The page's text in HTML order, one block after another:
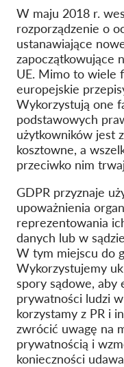
W maju 2018 r.
rozporządzenie o
ustanawiające
zapoczątkowujące
UE. Mimo to wiele
europejskie
Wykorzystują one
podstawowych
użytkowników jest
kosztowne, a
przeciwko nim
GDPR przyznaje
upoważnienia
reprezentowania
danych lub w
W tym miejscu do
Wykorzystujemy
spory sądowe, aby
prywatności ludzi
korzystamy z PR i
zwrócić uwagę na
prywatnością i
konieczności